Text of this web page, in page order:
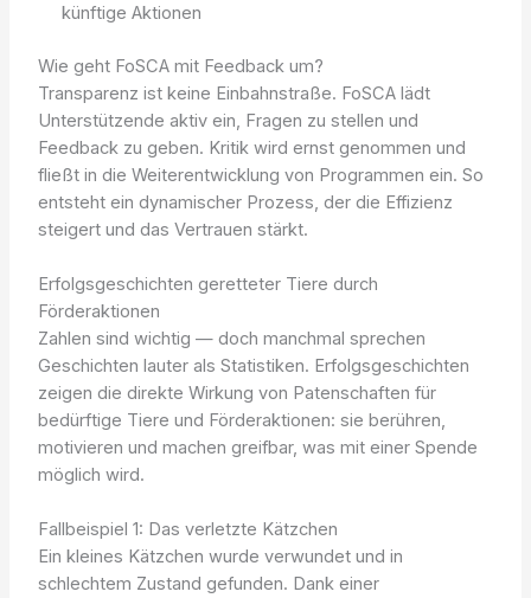
künftige Aktionen
Wie geht FoSCA mit Feedback um?
Transparenz ist keine Einbahnstraße. FoSCA lädt
Unterstützende aktiv ein, Fragen zu stellen und
Feedback zu geben. Kritik wird ernst genommen und
fließt in die Weiterentwicklung von Programmen ein. So
entsteht ein dynamischer Prozess, der die Effizienz
steigert und das Vertrauen stärkt.
Erfolgsgeschichten geretteter Tiere durch
Förderaktionen
Zahlen sind wichtig — doch manchmal sprechen
Geschichten lauter als Statistiken. Erfolgsgeschichten
zeigen die direkte Wirkung von Patenschaften für
bedürftige Tiere und Förderaktionen: sie berühren,
motivieren und machen greifbar, was mit einer Spende
möglich wird.
Fallbeispiel 1: Das verletzte Kätzchen
Ein kleines Kätzchen wurde verwundet und in
schlechtem Zustand gefunden. Dank einer